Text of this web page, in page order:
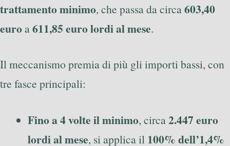
trattamento minimo, che passa da circa603,40
euroa611,85 euro lordi al mese.
Il meccanismo premia di più gli importi bassi, con
tre fasce principali:
Fino a 4 volte il minimo, circa2.447 euro
lordi al mese, si applica il 100% dell’1,4%